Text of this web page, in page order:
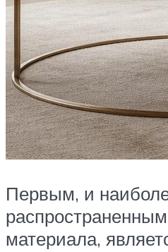
Первым, и
материала,